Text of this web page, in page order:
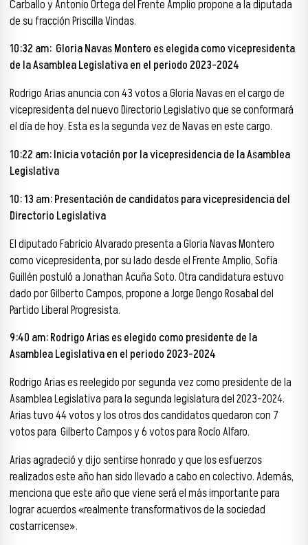
Carballo y Antonio Ortega del Frente Amplio propone a la diputada
de su fracción Priscilla Vindas.
10:32 am: Gloria Navas Montero es elegida como vicepresidenta
de la Asamblea Legislativa en el periodo 2023-2024
Rodrigo Arias anuncia con 43 votos a Gloria Navas en el cargo de
vicepresidenta del nuevo Directorio Legislativo que se conformará
el día de hoy. Esta es la segunda vez de Navas en este cargo.
10:22 am: Inicia votación por la vicepresidencia de la Asamblea
Legislativa
10: 13 am: Presentación de candidatos para vicepresidencia del
Directorio Legislativa
El diputado Fabricio Alvarado presenta a Gloria Navas Montero
como vicepresidenta, por su lado desde el Frente Amplio, Sofía
Guillén postuló a Jonathan Acuña Soto. Otra candidatura estuvo
dado por Gilberto Campos, propone a Jorge Dengo Rosabal del
Partido Liberal Progresista.
9:40 am:Rodrigo Arias es elegido como presidente de la
Asamblea Legislativa en el periodo 2023-2024
Rodrigo Arias es reelegido por segunda vez como presidente de la
Asamblea Legislativa para la segunda legislatura del 2023-2024.
Arias tuvo 44 votos y los otros dos candidatos quedaron con 7
votos para Gilberto Campos y 6 votos para Rocío Alfaro.
Arias agradeció y dijo sentirse honrado y que los esfuerzos
realizados este año han sido llevado a cabo en colectivo. Además,
menciona que este año que viene será el más importante para
lograr acuerdos «realmente transformativos de la sociedad
costarricense».